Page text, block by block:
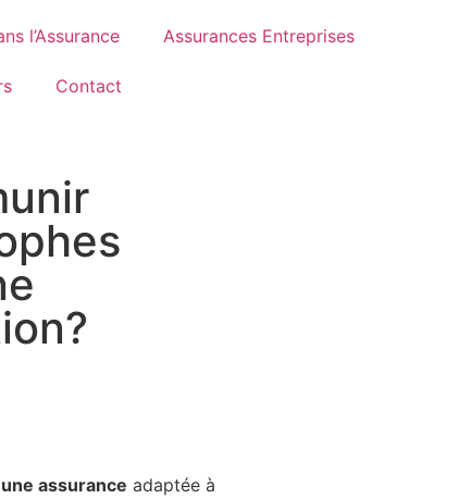
l’Assurance Assurances Entreprises
Contact
assurance adaptée à